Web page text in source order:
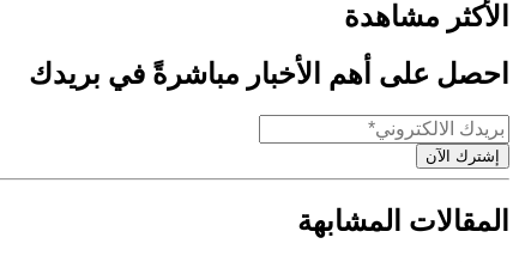
الأكثر مشاهدة
احصل على أهم الأخبار مباشرةً في بريدك
إشترك الآن
المقالات المشابهة